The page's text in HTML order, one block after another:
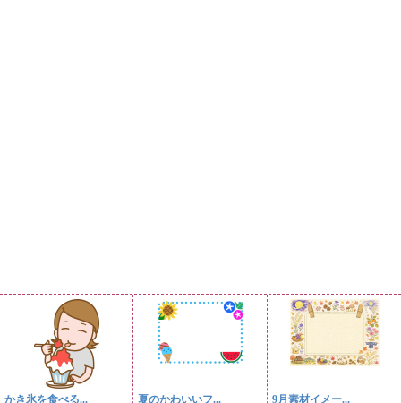
かき氷を食べる... 夏のかわいいフ... 9月素材イメー...